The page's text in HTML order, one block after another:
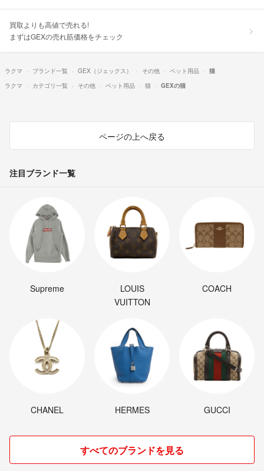
買取よりも高値で売れる!
まずはGEXの売れ筋価格をチェック
ラクマ ブランド一覧 GEX（ジェックス） その他 ペット用品
猫
ラクマ
カテゴリ一覧 その他 ペット用品 猫 GEXの猫
ページの上へ戻る
注目ブランド一覧
Supreme
LOUIS
VUITTON
COACH
CHANEL HERMES GUCCI
すべてのブランドを見る